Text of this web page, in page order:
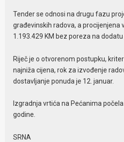
Tender se odnosi na drugu fazu
građevinskih radova, a procijenjena
1.193.429 KM bez poreza na dodatu
Riječ je o otvorenom postupku,
najniža cijena, rok za izvođenje
dostavljanje ponuda je 12. januar.
Izgradnja vrtića na Pećanima
godine.
SRNA